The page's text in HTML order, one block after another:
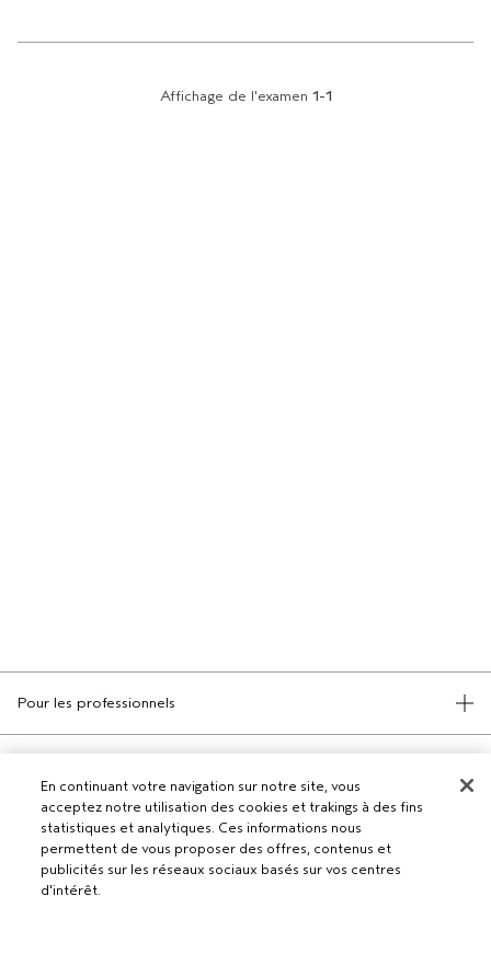
Affichage de l'examen 1-1
Pour les professionnels
RETOURS ET ÉCHANGES
APPELEZ LE +41315280239
PARLEZ-NOUS
SERVICE CLIENT
CONTACTER LE FABRICANT
Politique de confidentialité
CONDITIONS GÉNÉRALES
CONDITIONS DE VENTE
En continuant votre navigation sur notre site, vous
acceptez notre utilisation des cookies et trakings à des fins
statistiques et analytiques. Ces informations nous
permettent de vous proposer des offres, contenus et
publicités sur les réseaux sociaux basés sur vos centres
d'intérêt.